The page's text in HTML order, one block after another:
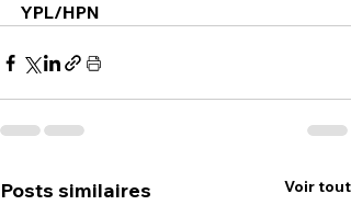
YPL/HPN
Posts similaires Voir tout